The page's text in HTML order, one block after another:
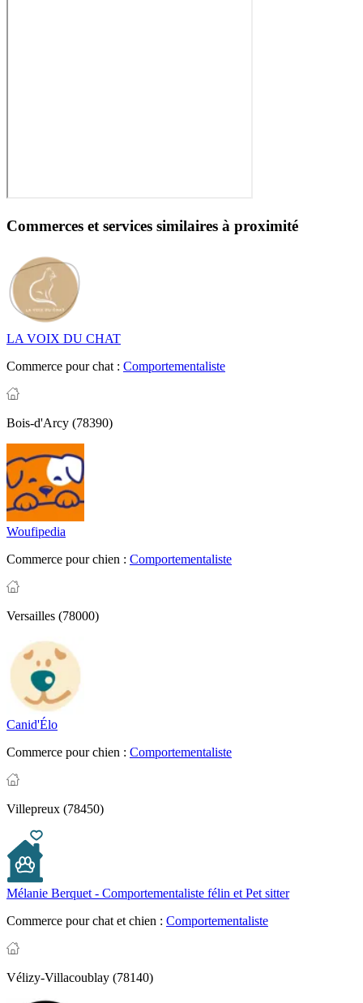
Commerces et services similaires à proximité
LA VOIX DU CHAT
Commerce pour chat : Comportementaliste
Bois-d'Arcy (78390)
Woufipedia
Commerce pour chien : Comportementaliste
Versailles (78000)
Canid'Élo
Commerce pour chien : Comportementaliste
Villepreux (78450)
Mélanie Berquet - Comportementaliste félin et Pet sitter
Commerce pour chat et chien : Comportementaliste
Vélizy-Villacoublay (78140)